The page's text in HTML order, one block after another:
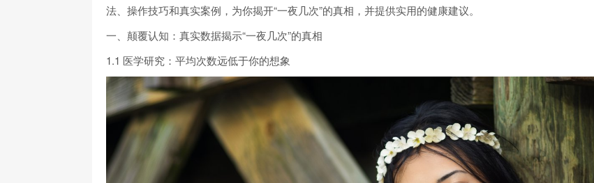
法、操作技巧和真实案例，为你揭开“一夜几次”的真相，并提供实用的健康建议。
一、颠覆认知：真实数据揭示“一夜几次”的真相
1.1 医学研究：平均次数远低于你的想象